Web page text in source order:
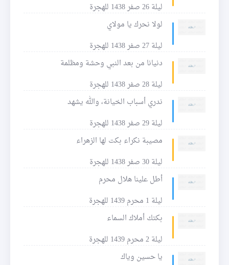
ليلة 26 صفر 1438 للهجرة
لولا نحرك يا مولاي
ليلة 27 صفر 1438 للهجرة
دنيانا من بعد النبي وحشة ومظلمة
ليلة 28 صفر 1438 للهجرة
ندري أسباب الخيانة، والله يشهد
ليلة 29 صفر 1438 للهجرة
مصيبة نكراء بكت لها الزهراء
ليلة 30 صفر 1438 للهجرة
أطل علينا هلال محرم
ليلة 1 محرم 1439 للهجرة
بكتك أملاك السماء
ليلة 2 محرم 1439 للهجرة
يا حسين وياك